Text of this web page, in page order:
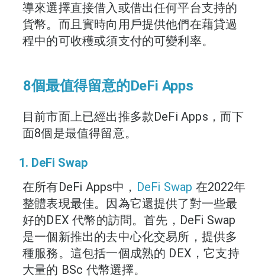
導來選擇直接借入或借出任何平台支持的
貨幣。而且實時向用戶提供他們在藉貸過
程中的可收穫或須支付的可變利率。
8個最值得留意的DeFi Apps
目前市面上已經出推多款DeFi Apps，而下
面8個是最值得留意。
1. DeFi Swap
在所有DeFi Apps中， DeFi Swap 在2022年
整體表現最佳。因為它還提供了對一些最
好的DEX 代幣的訪問。首先，DeFi Swap
是一個新推出的去中心化交易所，提供多
種服務。這包括一個成熟的 DEX，它支持
大量的 BSc 代幣選擇。